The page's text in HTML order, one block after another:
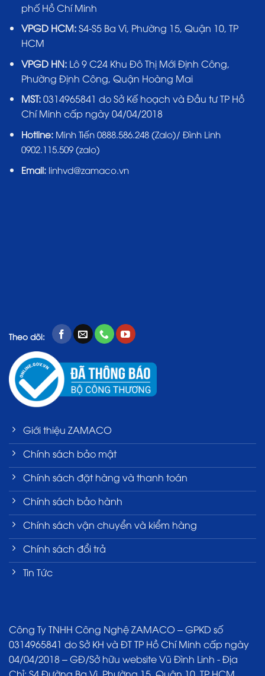
phố Hồ Chí Minh
VPGD HCM:S4-S5 Ba Vì, Phường 15, Quận 10, TP
HCM
VPGD HN:Lô 9 C24 Khu Đô Thị Mới Định Công,
Phường Định Công, Quận Hoàng Mai
MST:0314965841 do Sở Kế hoạch và Đầu tư TP Hồ
Chí Minh cấp ngày 04/04/2018
Hotline: Minh Tiến 0888.586.248 (Zalo)/ Đình Linh
0902.115.509 (zalo)
Email:linhvd@zamaco.vn
Theo dõi:
Giới thiệu ZAMACO
Chính sách bảo mật
Chính sách đặt hàng và thanh toán
Chính sách bảo hành
Chính sách vận chuyển và kiểm hàng
Chính sách đổi trả
Tin Tức
Công Ty TNHH Công Nghệ ZAMACO – GPKD số
0314965841 do Sở KH và ĐT TP Hồ Chí Minh cấp ngày
04/04/2018 – GĐ/Sở hữu website Vũ Đình Linh - Địa